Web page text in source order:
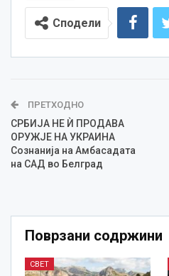
Сподели
ПРЕТХОДНО
СРБИЈА НЕ Ѝ ПРОДАВА
ОРУЖЈЕ НА УКРАИНА
Сознанија на Амбасадата
на САД во Белград
Поврзани содржини
СВЕТ